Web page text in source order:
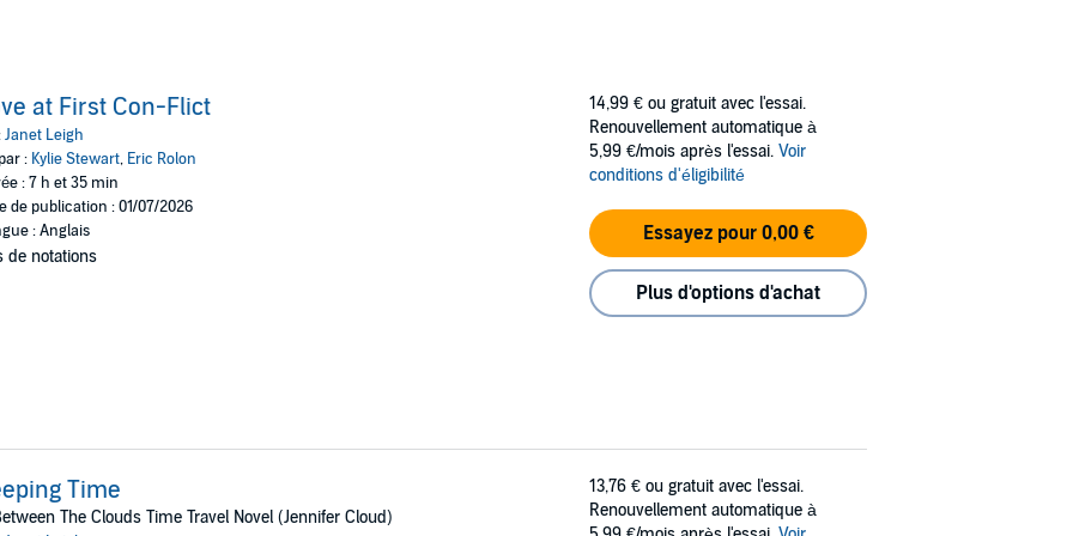
first book in what Janet hopes to be a funny and engaging series.
at First Con-Flict
Janet Leigh
: Kylie Stewart, Eric Rolon
: 7 h et 35 min
de publication : 01/07/2026
: Anglais
de notations
14,99 € ou gratuit avec l'essai.
Renouvellement automatique à
5,99 €/mois après l'essai. Voir
conditions d'éligibilité
Essayez pour 0,00 €
Plus d'options d'achat
Time
The Clouds Time Travel Novel (Jennifer Cloud)
13,76 € ou gratuit avec l'essai.
Renouvellement automatique à